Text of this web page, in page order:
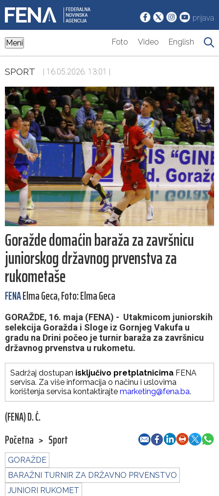
prijava
Meni Foto Video English
SPORT | 16.05.2026. 13:01 |
Goražde domaćin baraža za završnicu
juniorskog državnog prvenstva za
rukometaše
FENAElma Geca, Foto: Elma Geca
GORAŽDE, 16. maja (FENA) - Utakmicom juniorskih
selekcija Goražda i Sloge iz Gornjeg Vakufa u
gradu na Drini počeo je turnir baraža za završnicu
državnog prvenstva u rukometu.
Sadržaj dostupan isključivo pretplatnicima FENA
servisa. Za više informacija o načinu i uslovima
korištenja servisa kontaktirajte marketing@fena.ba.
(FENA) D. Ć.
Početna > Sport
GORAŽDE
BARAŽNI TURNIR ZA DRŽAVNO PRVENSTVO
JUNIORI RUKOMET